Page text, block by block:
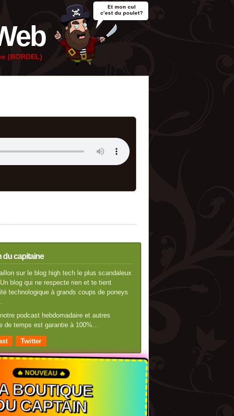
(BORDEL)
du capitaine
sur le blog high tech le plus scandaleux
blog qui ne respecte rien et te tient
technologique à grands coups de poneys
podcast hebdomadaire et autres
de temps est garantie à 100%…
Twitter
🔥 NOUVEAU 🔥
BOUTIQUE
CAPTAIN